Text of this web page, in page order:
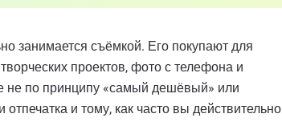
занимается съёмкой. Его покупают для
проектов, фото с телефона и
не по принципу «самый дешёвый» или
и тому, как часто вы действительно